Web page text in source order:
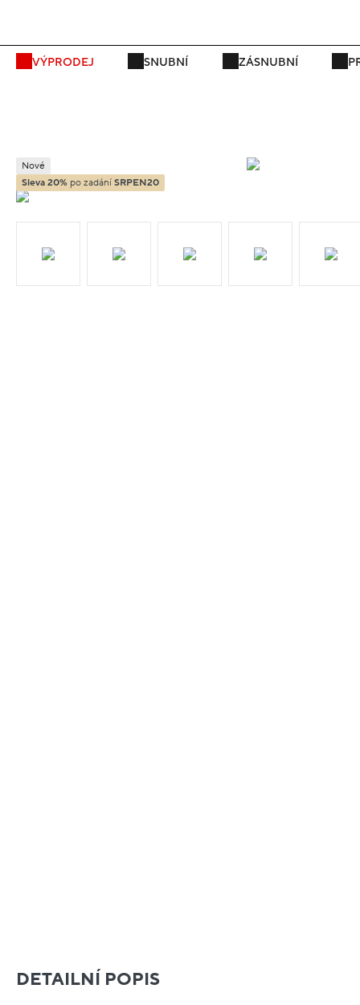
VÝPRODEJ SNUBNÍ ZÁSNUBNÍ
Nové
Sleva 20% po zadání SRPEN20
DETAILNÍ POPIS